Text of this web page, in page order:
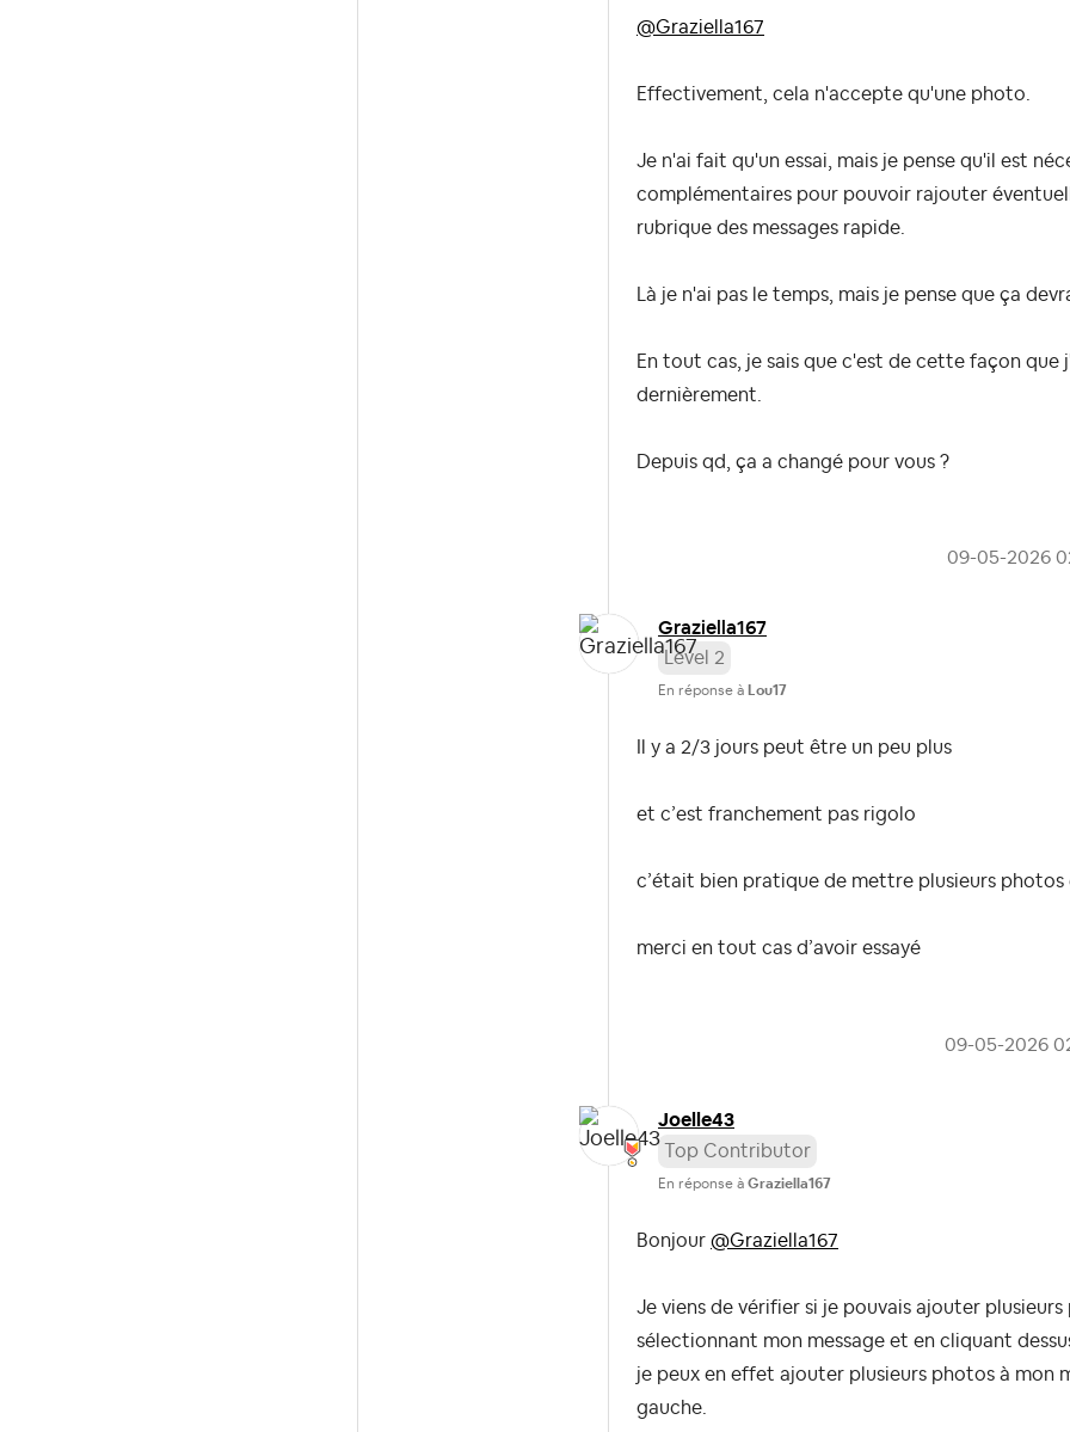
@Graziella167
Effectivement, cela n'accepte qu'une photo.
Je n'ai fait qu'un essai, mais je pense qu'il est
complémentaires pour pouvoir rajouter
rubrique des messages rapide.
Là je n'ai pas le temps, mais je pense que ça
En tout cas, je sais que c'est de cette façon que
dernièrement.
Depuis qd, ça a changé pour vous ?
‎09-05-2026
Graziella167
Level 2
En réponse à Lou17
Il y a 2/3 jours peut être un peu plus
et c’est franchement pas rigolo
c’était bien pratique de mettre plusieurs photos
merci en tout cas d’avoir essayé
‎09-05-2026
Joelle43
Top Contributor
En réponse à Graziella167
Bonjour @Graziella167
Je viens de vérifier si je pouvais ajouter
sélectionnant mon message et en cliquant
je peux en effet ajouter plusieurs photos à mon
gauche.